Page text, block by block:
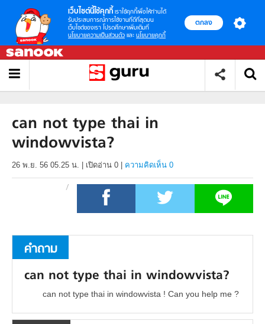
เว็บไซต์นี้ใช้คุกกี้ เราใช้คุกกี้เพื่อให้ท่านได้
รับประสบการณ์การใช้งานที่ดีที่สุดบน
เว็บไซต์ของเรา โปรดศึกษาเพิ่มเติมที่
นโยบายความเป็นส่วนตัว และ นโยบายคุกกี้
ตกลง
can not type thai in
windowvista?
26 พ.ย. 56 05.25 น. เปิดอ่าน 0 ความคิดเห็น 0
คำถาม
can not type thai in windowvista?
can not type thai in windowvista ! Can you help me ?